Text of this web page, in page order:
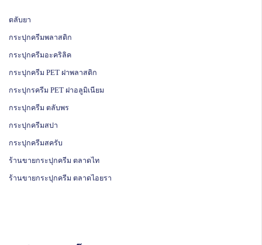
ตลับยา
กระปุกครีมพลาสติก
กระปุกครีมอะคริลิค
กระปุกครีม PET ฝาพลาสติก
กระปุกรครีม PET ฝาอลูมิเนียม
กระปุกครีม ตลับพร
กระปุกครีมสปา
กระปุกครีมสครับ
ร้านขายกระปุกครีม ตลาดไท
ร้านขายกระปุกครีม ตลาดไอยรา